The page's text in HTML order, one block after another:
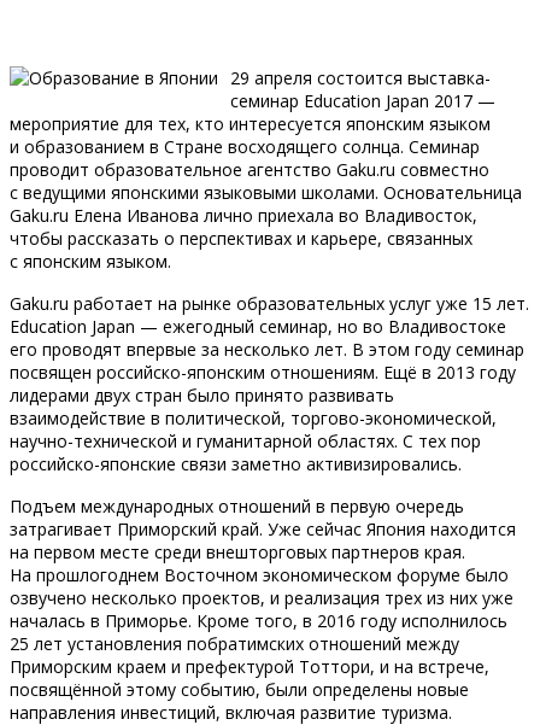
29 апреля состоится выставка-
семинар Education Japan 2017 —
мероприятие для тех, кто интересуется японским языком
и образованием в Стране восходящего солнца. Семинар
проводит образовательное агентство Gaku.ru совместно
с ведущими японскими языковыми школами. Основательница
Gaku.ru Елена Иванова лично приехала во Владивосток,
чтобы рассказать о перспективах и карьере, связанных
с японским языком.
Gaku.ru работает на рынке образовательных услуг уже 15 лет.
Education Japan — ежегодный семинар, но во Владивостоке
его проводят впервые за несколько лет. В этом году семинар
посвящен российско-японским отношениям. Ещё в 2013 году
лидерами двух стран было принято развивать
взаимодействие в политической, торгово-экономической,
научно-технической и гуманитарной областях. С тех пор
российско-японские связи заметно активизировались.
Подъем международных отношений в первую очередь
затрагивает Приморский край. Уже сейчас Япония находится
на первом месте среди внешторговых партнеров края.
На прошлогоднем Восточном экономическом форуме было
озвучено несколько проектов, и реализация трех из них уже
началась в Приморье. Кроме того, в 2016 году исполнилось
25 лет установления побратимских отношений между
Приморским краем и префектурой Тоттори, и на встрече,
посвящённой этому событию, были определены новые
направления инвестиций, включая развитие туризма.